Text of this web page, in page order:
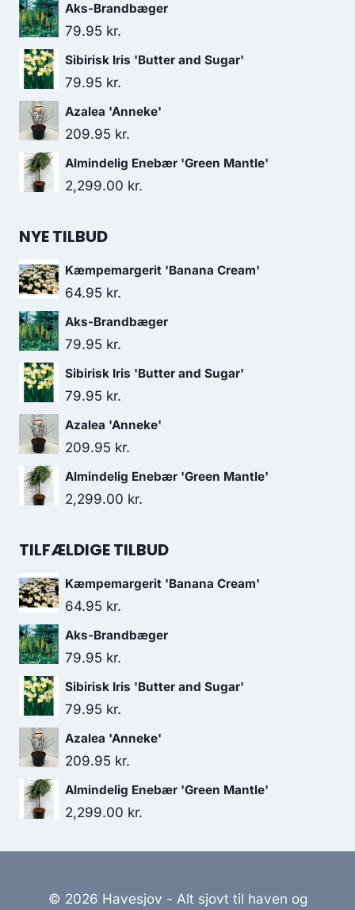
Aks-Brandbæger
79.95 kr.
Sibirisk Iris 'Butter and Sugar'
79.95 kr.
Azalea 'Anneke'
209.95 kr.
Almindelig Enebær 'Green Mantle'
2,299.00 kr.
NYE TILBUD
Kæmpemargerit 'Banana Cream'
64.95 kr.
Aks-Brandbæger
79.95 kr.
Sibirisk Iris 'Butter and Sugar'
79.95 kr.
Azalea 'Anneke'
209.95 kr.
Almindelig Enebær 'Green Mantle'
2,299.00 kr.
TILFÆLDIGE TILBUD
Kæmpemargerit 'Banana Cream'
64.95 kr.
Aks-Brandbæger
79.95 kr.
Sibirisk Iris 'Butter and Sugar'
79.95 kr.
Azalea 'Anneke'
209.95 kr.
Almindelig Enebær 'Green Mantle'
2,299.00 kr.
© 2026 Havesjov - Alt sjovt til haven og